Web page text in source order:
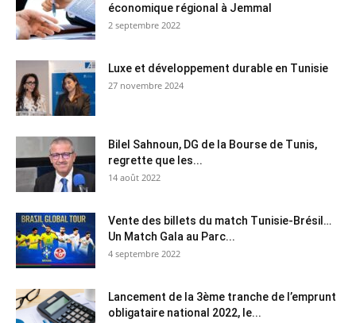
économique régional à Jemmal
2 septembre 2022
Luxe et développement durable en Tunisie
27 novembre 2024
Bilel Sahnoun, DG de la Bourse de Tunis,
regrette que les...
14 août 2022
Vente des billets du match Tunisie-Brésil…
Un Match Gala au Parc...
4 septembre 2022
Lancement de la 3ème tranche de l’emprunt
obligataire national 2022, le...